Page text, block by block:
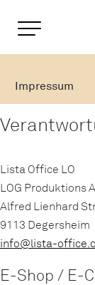
Home
Inhalt
Kontakt
Sitemap
Impressum
Lista Office LO
LOG Produktions
Alfred Lienhard
9113 Degersheim
info@lista-
E-Shop / E-